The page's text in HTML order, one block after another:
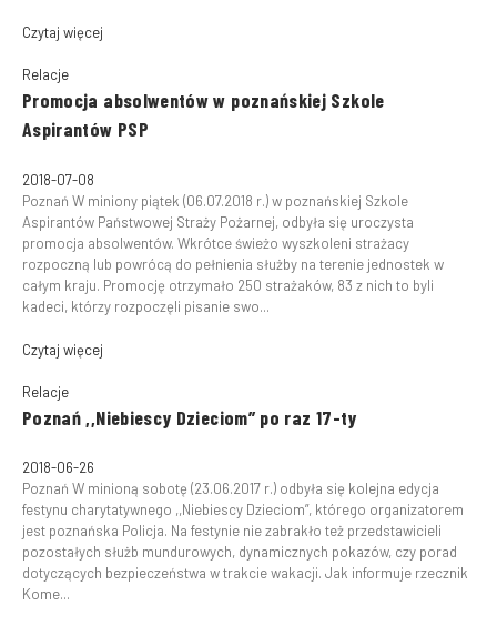
Czytaj więcej
Relacje
Promocja absolwentów w poznańskiej Szkole
Aspirantów PSP
2018-07-08
Poznań W miniony piątek (06.07.2018 r.) w poznańskiej Szkole
Aspirantów Państwowej Straży Pożarnej, odbyła się uroczysta
promocja absolwentów. Wkrótce świeżo wyszkoleni strażacy
rozpoczną lub powrócą do pełnienia służby na terenie jednostek w
całym kraju. Promocję otrzymało 250 strażaków, 83 z nich to byli
kadeci, którzy rozpoczęli pisanie swo...
Czytaj więcej
Relacje
Poznań ,,Niebiescy Dzieciom” po raz 17-ty
2018-06-26
Poznań W minioną sobotę (23.06.2017 r.) odbyła się kolejna edycja
festynu charytatywnego ,,Niebiescy Dzieciom”, którego organizatorem
jest poznańska Policja. Na festynie nie zabrakło też przedstawicieli
pozostałych służb mundurowych, dynamicznych pokazów, czy porad
dotyczących bezpieczeństwa w trakcie wakacji. Jak informuje rzecznik
Kome...